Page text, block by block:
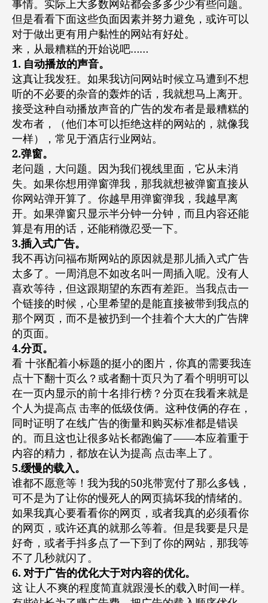
事情。实际上大多数网站都会多多少少有些问题。
但是看看下面这些负面因素并努力避免，或许可以
对于做出更有用户黏性的网站有好处。
来，从最糟糕的开始说吧……
1. 自动播放的声音。
这真让我发狂。如果我访问网站时候立马遭到不想
听的不必要的杂音的轰炸的话，我就想马上离开。
接受这种自动播放声音的广告的发布者是最糟糕的
发布者，（他们本可以拒绝这样的网站的，就像我
一样），常见于酒店行业网站。
2.弹窗。
老问题，大问题。因为我们视线里面，它从未消
失。如果你想用弹窗弹我，那我就想被弹窗直接从
你网站弹开算了。你越早用弹窗弹我，我越早离
开。如果弹窗只显示半分钟一分钟，而且内容还能
算是有用的话，还能稍微忍受一下。
3.插入式广告。
我不再访问福布斯网站的原因就是那儿插入式广告
太多了。一周消息不如改名叫一周插入呢。没有人
喜欢等待，但这跟期望的东西有差距。当我点击一
个链接的时候，心里希望的是能直接被带到我点的
那个网页，而不是被扔到一个挂着个大大的广告牌
的页面。
4.分页。
看 十张配着小标题的挺小的图片，你真的需要我连
点十下翻十页么？或者翻十页只为了看个明明可以
在一页内显示的前十名排行榜？分页在我看来就是
个人为提高点 击率的低级伎俩。这种伎俩的存在，
同时证明了在线广告的衡量和购买标准都是错误
的。而且这也让很多站长都跑偏了——本应着重于
内容的精力，都放在认为提高 点击率上了。
5.缓慢的载入。
谁都不愿意等！我为我的50兆带宽付了那么多钱，
可不是为了让你的慢死人的网页搞坏我的情绪的。
如果我真心要看看你的网页，或者我真的必须看你
的网页，或许还真的就那么等着。但是我要是只是
好奇，或者手抖多点了一下到了你的网站，那我等
不了几秒就闪了。
6. 对于广告的优化大于对内容的优化。
这 让人不爽的程度简直就跟漫长的载入时间一样。